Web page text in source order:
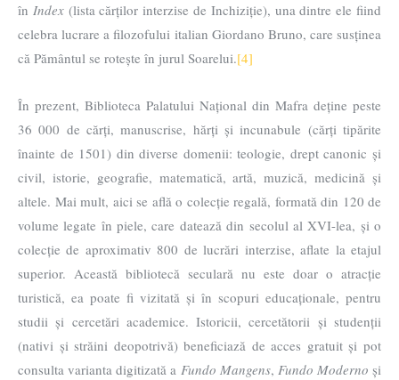
în Index(lista cărților interzise de Inchiziție), una dintre ele fiind
celebra lucrare a filozofului italian Giordano Bruno, care susținea
că Pământul se rotește în jurul Soarelui.[4]
În prezent, Biblioteca Palatului Național din Mafra deține peste
36 000 de cărți, manuscrise, hărți și incunabule (cărți tipărite
înainte de 1501) din diverse domenii: teologie, drept canonic și
civil, istorie, geografie, matematică, artă, muzică, medicină și
altele. Mai mult, aici se află o colecție regală, formată din 120 de
volume legate în piele, care datează din secolul al XVI-lea, și o
colecție de aproximativ 800 de lucrări interzise, aflate la etajul
superior. Această bibliotecă seculară nu este doar o atracție
turistică, ea poate fi vizitată și în scopuri educaționale, pentru
studii și cercetări academice. Istoricii, cercetătorii și studenții
(nativi și străini deopotrivă) beneficiază de acces gratuit și pot
consulta varianta digitizată a Fundo Mangens, Fundo Moderno și